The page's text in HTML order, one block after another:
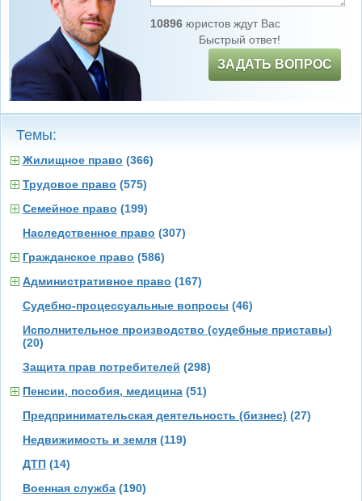
10896юристов ждут Вас
Быстрый ответ!
ЗАДАТЬ ВОПРОС
Темы:
Жилищное право (366)
Трудовое право (575)
Семейное право (199)
Наследственное право (307)
Гражданское право (586)
Административное право (167)
Судебно-процессуальные вопросы (46)
Исполнительное производство (судебные приставы)
(20)
Защита прав потребителей (298)
Пенсии, пособия, медицина (51)
Предпринимательская деятельность (бизнес) (27)
Недвижимость и земля (119)
ДТП (14)
Военная служба (190)